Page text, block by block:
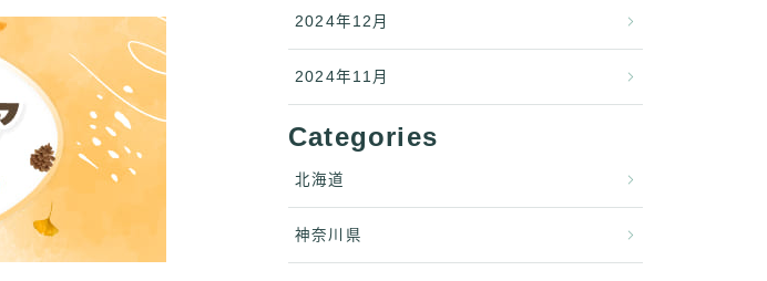
2024年12月
2024年11月
Categories
北海道
神奈川県